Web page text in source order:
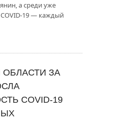
а среди уже
19 — каждый
ЗА
COVID-19